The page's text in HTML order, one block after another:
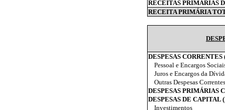
RECEITAS PRIMÁRIAS
RECEITA PRIMÁRIA
DESPESAS
Pessoal e Encargos
Juros e Encargos da
Outras Despesas Correntes
DESPESAS PRIMÁRIAS
DESPESAS DE CAPITAL
Investimentos